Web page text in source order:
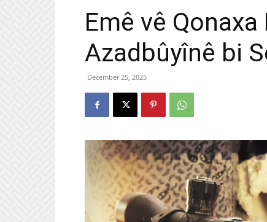
Emê vê
Azadbûyînê bi
December 25, 2025